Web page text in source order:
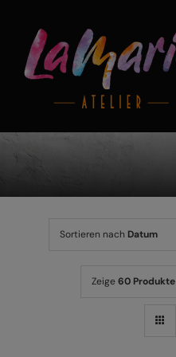
springen
Sortieren nach Datum
Zeige60 Produkte